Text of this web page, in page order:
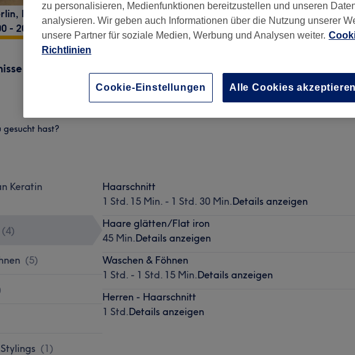
Prenzlauer Berg, 10435
- 20:00
1 Std.Details anzeigen
hast?
Keratin
(4)
(5)
(1)
Haarschnitt
1 Std. 15 Min. - 1 Std. 30 Min.Details anzeigen
Haare glätten/Flat iron
45 Min.Details anzeigen
Waschen & Föhnen
1 Std. - 1 Std. 15 Min.Details anzeigen
Herren - Haarschnitt
1 Std.Details anzeigen
zu personalisieren, Medienfunktionen bereitzustellen und unseren
analysieren. Wir geben auch Informationen über die Nutzung unserer
unsere Partner für soziale Medien, Werbung und Analysen weiter.
Richtlinien
Cookie-Einstellungen Alle Cookies akzeptieren